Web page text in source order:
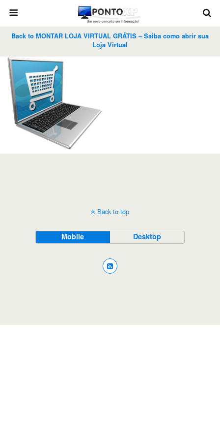
Back to MONTAR LOJA VIRTUAL GRÁTIS – Saiba como abrir sua
Loja Virtual
Back to top
Mobile Desktop